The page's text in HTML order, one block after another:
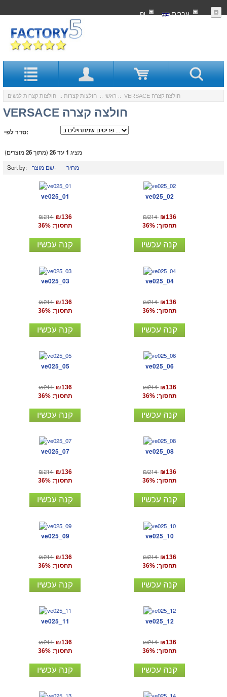
עִברִית ₪
ראשי :: חולצות קצרות :: חולצות קצרות לנשים :: VERSACE חולצה קצרה
VERSACE חולצה קצרה
סדר לפי:
מציג 1עד26 (מתוך26מוצרים)
Sort by:
שם מוצר- מחיר
ve025_01
₪214 ₪136
תחסוך: 36%
קנה עכשיו
ve025_02
₪214 ₪136
תחסוך: 36%
קנה עכשיו
ve025_03
₪214 ₪136
תחסוך: 36%
קנה עכשיו
ve025_04
₪214 ₪136
תחסוך: 36%
קנה עכשיו
ve025_05
₪214 ₪136
תחסוך: 36%
קנה עכשיו
ve025_06
₪214 ₪136
תחסוך: 36%
קנה עכשיו
ve025_07
₪214 ₪136
תחסוך: 36%
קנה עכשיו
ve025_08
₪214 ₪136
תחסוך: 36%
קנה עכשיו
ve025_09
₪214 ₪136
תחסוך: 36%
קנה עכשיו
ve025_10
₪214 ₪136
תחסוך: 36%
קנה עכשיו
ve025_11
₪214 ₪136
תחסוך: 36%
קנה עכשיו
ve025_12
₪214 ₪136
תחסוך: 36%
קנה עכשיו